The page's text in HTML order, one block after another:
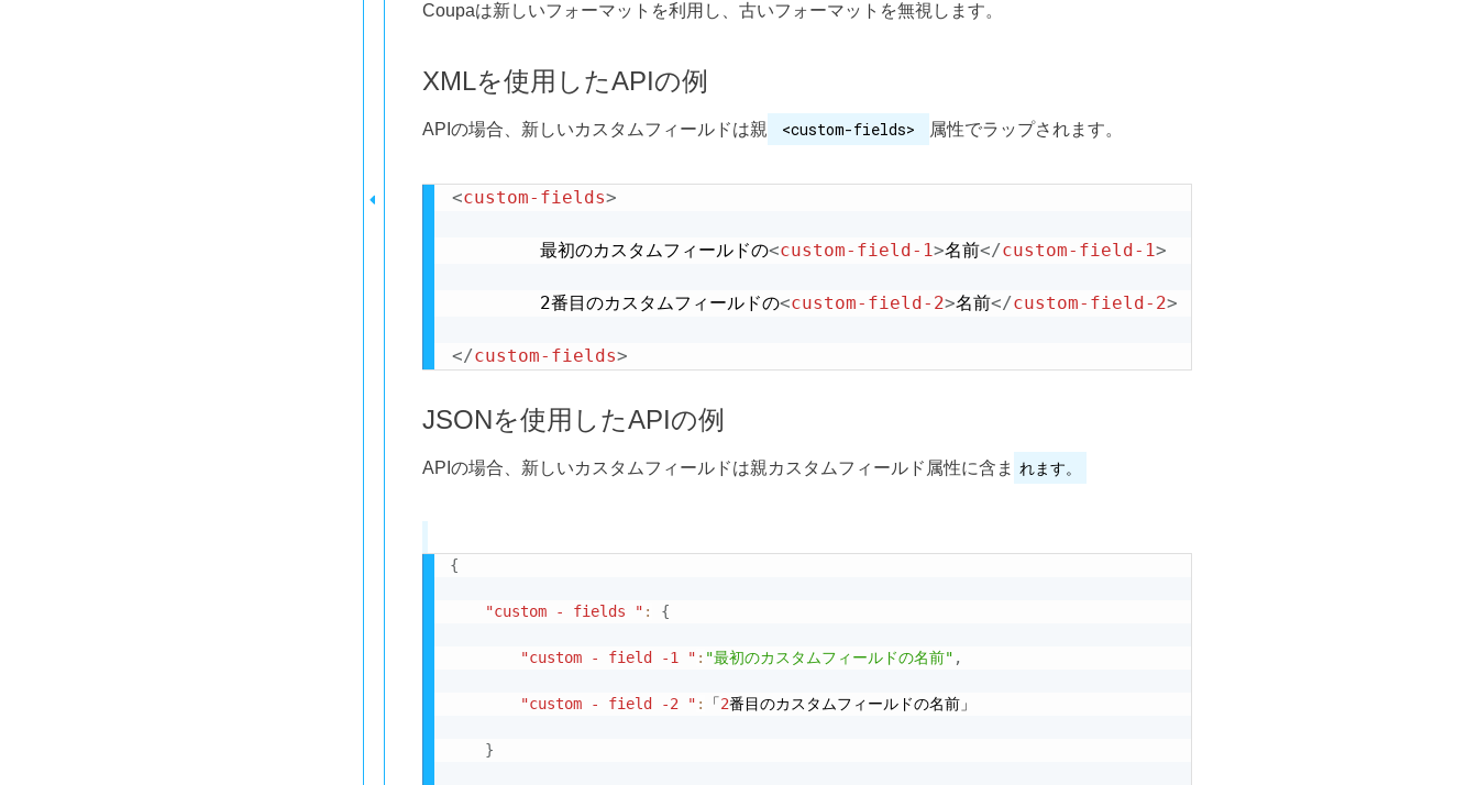
Coupaは新しいフォーマットを利用し、古いフォーマットを無視します。
XMLを使用したAPIの例
APIの場合、新しいカスタムフィールドは親 <custom-fields> 属性でラップされます。
<custom-fields>
		最初のカスタムフィールドの
<custom-field-1>名前</custom-field-1>
		2番目のカスタムフィールドの
<custom-field-2>名前</custom-field-2>
</custom-fields>
JSONを使用したAPIの例
APIの場合、新しいカスタムフィールドは親カスタムフィールド属性に含ま れます。
{
"custom - fields " : {
"custom - field -1 " : "最初のカスタムフィールドの名前" ,
"custom - field -2 " : 「2番目のカスタムフィールドの名前」
}